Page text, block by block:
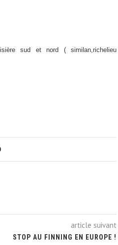
sud et nord ( similan,richelieu
article suivant
STOP AU FINNING EN EUROPE !